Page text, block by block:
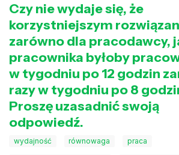
Czy nie wydaje się, że
korzystniejszym
zarówno dla pracodawcy,
pracownika byłoby
w tygodniu po 12 godzin
razy w tygodniu po 8
Proszę uzasadnić swoją
odpowiedź.
wydajność równowaga praca